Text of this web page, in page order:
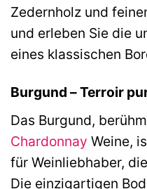
Zedernholz und
und erleben Sie die
eines klassischen
Burgund – Terroir
Das Burgund,
Chardonnay Weine,
für Weinliebhaber,
Die einzigartigen